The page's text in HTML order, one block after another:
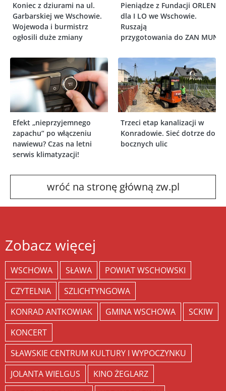
Koniec z dziurami na ul.
Garbarskiej we Wschowie.
Wojewoda i burmistrz
ogłosili duże zmiany
Pieniądze z Fundacji ORLEN
dla I LO we Wschowie.
Ruszają
przygotowania do ZAN MUN
Efekt „nieprzyjemnego
zapachu” po włączeniu
nawiewu? Czas na letni
serwis klimatyzacji!
Trzeci etap kanalizacji w
Konradowie. Sieć dotrze do
bocznych ulic
wróć na stronę główną zw.pl
Zobacz więcej
WSCHOWA SŁAWA
POWIAT WSCHOWSKI
CZYTELNIA
SZLICHTYNGOWA
KONRAD ANTKOWIAK
GMINA WSCHOWA
SCKIW
KONCERT
SŁAWSKIE CENTRUM KULTURY I WYPOCZYNKU
JOLANTA WIELGUS
KINO ŻEGLARZ